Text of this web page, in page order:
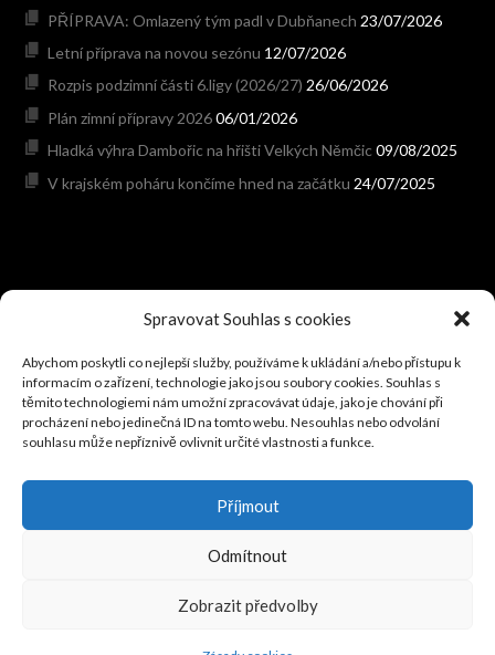
Spravovat Souhlas s cookies
Abychom poskytli co nejlepší služby, používáme k ukládání a/nebo přístupu k
informacím o zařízení, technologie jako jsou soubory cookies. Souhlas s
těmito technologiemi nám umožní zpracovávat údaje, jako je chování při
procházení nebo jedinečná ID na tomto webu. Nesouhlas nebo odvolání
souhlasu může nepříznivě ovlivnit určité vlastnosti a funkce.
Příjmout
Odmítnout
Zobrazit předvolby
PŘÍPRAVA: Omlazený tým padl v Dubňanech 23/07/2026
Letní příprava na novou sezónu 12/07/2026
Rozpis podzimní části 6.ligy (2026/27) 26/06/2026
Plán zimní přípravy 202606/01/2026
Hladká výhra Dambořic na hřišti Velkých Němčic 09/08/2025
V krajském poháru končíme hned na začátku 24/07/2025
HODONÍNSKÝ FOTBAL
V úvodní duelu 8.ligy porazily Hovorany soupeře ze Bzence
08/08/2026
Vítáme nového partnera – David Pol (fotograf)08/08/2026
VÝSLEDKOVÝ SERVIS: Hraje se 7.-9.srpna 2026
Přípravné zápasy před sezónou (červenec, srpen 2026)
© 2026 TJ SOKOL DAMBOŘICE